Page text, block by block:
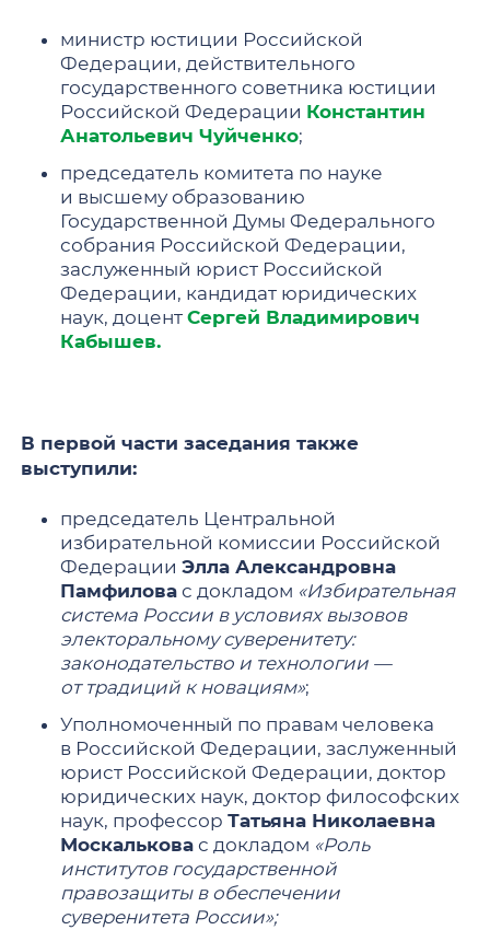
министр юстиции Российской
Федерации, действительного
государственного советника юстиции
Российской Федерации Константин
Анатольевич Чуйченко;
председатель комитета по науке
и высшему образованию
Государственной Думы Федерального
собрания Российской Федерации,
заслуженный юрист Российской
Федерации, кандидат юридических
наук, доцент Сергей Владимирович
Кабышев.
В первой части заседания также
выступили:
председатель Центральной
избирательной комиссии Российской
Федерации Элла Александровна
Памфиловас докладом «Избирательная
система России в условиях вызовов
электоральному суверенитету:
законодательство и технологии —
от традиций к новациям»;
Уполномоченный по правам человека
в Российской Федерации, заслуженный
юрист Российской Федерации, доктор
юридических наук, доктор философских
наук, профессор Татьяна Николаевна
Москальковас докладом «Роль
институтов государственной
правозащиты в обеспечении
суверенитета России»;